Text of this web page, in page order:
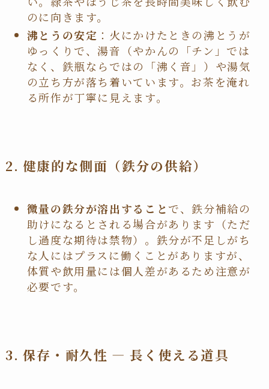
のに向きます。
沸とうの安定 ：火にかけたときの沸とうが
ゆっくりで、湯音（やかんの「チン」では
なく、鉄瓶ならではの「沸く音」）や湯気
の立ち方が落ち着いています。お茶を淹れ
る所作が丁寧に見えます。
2. 健康的な側面（鉄分の供給）
微量の鉄分が溶出すること で、鉄分補給の
助けになるとされる場合があります（ただ
し過度な期待は禁物）。鉄分が不足しがち
な人にはプラスに働くことがありますが、
体質や飲用量には個人差があるため注意が
必要です。
3. 保存・耐久性 — 長く使える道具